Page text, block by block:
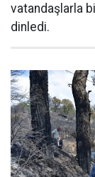
vatandaşlarla
dinledi.